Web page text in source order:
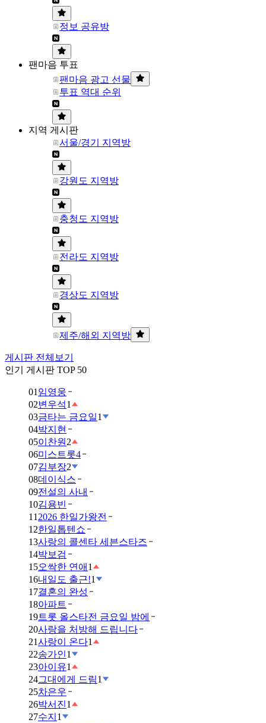
정보 공유방
팬마음 투표
팬마음 광고 선물
투표 역대 순위
지역 게시판
서울/경기 지역방
강원도 지역방
충청도 지역방
전라도 지역방
경상도 지역방
제주/해외 지역방
게시판 전체보기
인기 게시판 TOP 50
01 임영웅
02변우석1
03금타는 금요일1
04박지현
05이찬원 2
06미스트롯4
07김부장2
08데이식스
09전설의 사내
10김용빈
11 2026 한일가왕전
12한일톱텐쇼
13사랑의 콜센타 세븐스타즈
14박보검
15오싹한 연애 1
16내일도 출근!1
17결혼의 완성
18아파트
19트롯 올스타전 금요일 밤에
20사랑을 처방해 드립니다
21사랑이 온다1
22송가인1
23아이유1
24그대에게 드림1
25차은우
26박서진1
27수지 1